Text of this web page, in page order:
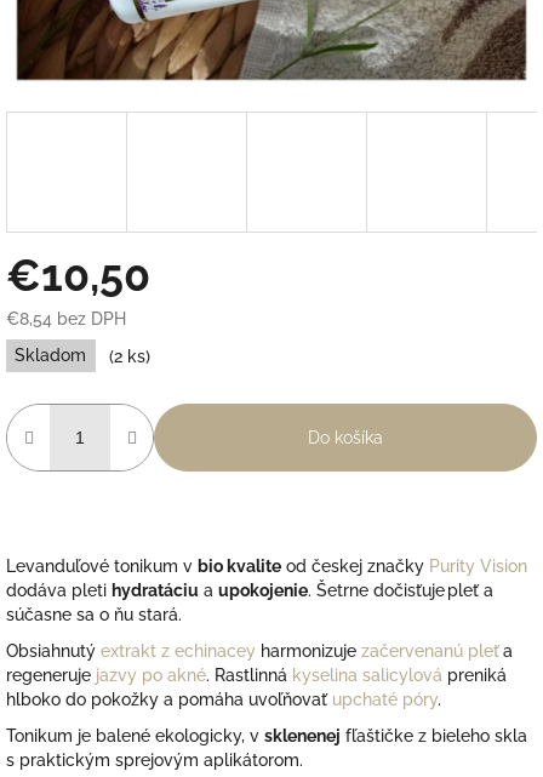
€10,50
€8,54 bez DPH
Jednotková
cena:
Skladom (2 ks)
Do košíka
Levanduľové tonikum v bio kvalite od českej značky Purity Vision
dodáva pleti hydratáciu a upokojenie. Šetrne dočisťuje pleť a
súčasne sa o ňu stará.
Obsiahnutý extrakt z echinacey harmonizuje začervenanú pleťa
regeneruje jazvy po akné. Rastlinná kyselina salicylová preniká
hlboko do pokožky a pomáha uvoľňovať upchaté póry.
Tonikum je balené ekologicky, v sklenenej fľaštičke z bieleho skla
s praktickým sprejovým aplikátorom.